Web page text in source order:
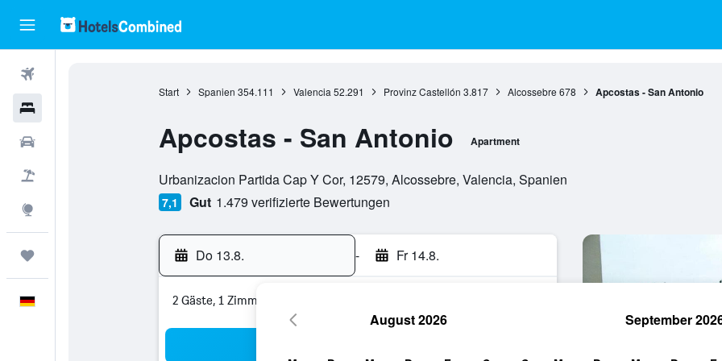
Start Spanien 354.111 Valencia 52.291 Provinz Castellón 3.817 Alcossebre 678 Apcostas - San Antonio
Apcostas - San Antonio Apartment
Urbanizacion Partida Cap Y Cor, 12579, Alcossebre, Valencia, Spanien
7,1 Gut 1.479 verifizierte Bewertungen
Do 13.8. - Fr 14.8.
2 Gäste, 1 Zimmer
August 2026 September